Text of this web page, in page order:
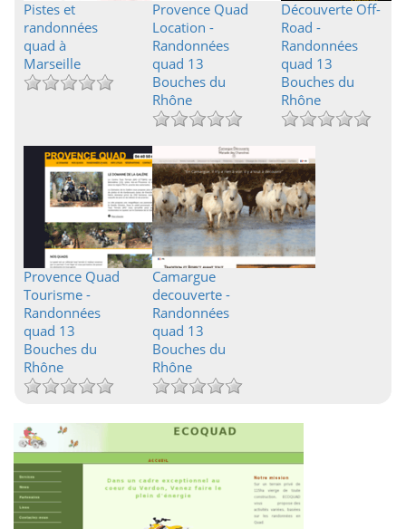
Pistes et
randonnées
quad à
Marseille
Provence Quad
Location -
Randonnées
quad 13
Bouches du
Rhône
Découverte Off-
Road -
Randonnées
quad 13
Bouches du
Rhône
Provence Quad
Tourisme -
Randonnées
quad 13
Bouches du
Rhône
Camargue
decouverte -
Randonnées
quad 13
Bouches du
Rhône